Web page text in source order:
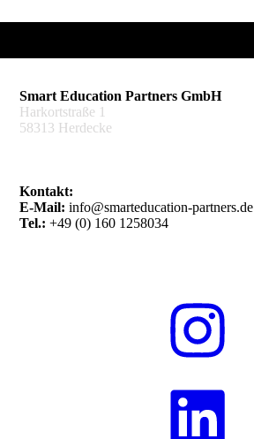
Smart Education Partners GmbH
Harkortstraße 1
58313 Herdecke
Kontakt:
E-Mail:info@smarteducation-partners.de
Tel.:+49 (0) 160 1258034